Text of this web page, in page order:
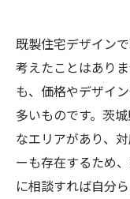
既製住宅デザイン
考えたことはあり
も、価格やデザイ
多いものです。茨
なエリアがあり、
ーも存在するため
に相談すれば自分